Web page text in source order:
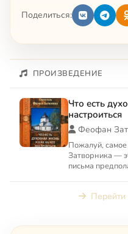
Поделиться:
ПРОИЗВЕДЕНИЕ
Что есть
настроиться
Феофан
Пожалуй,
Затворника —
письма